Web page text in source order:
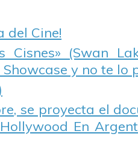
del Cine!
Cisnes» (Swan
y no te lo
se proyecta el
En